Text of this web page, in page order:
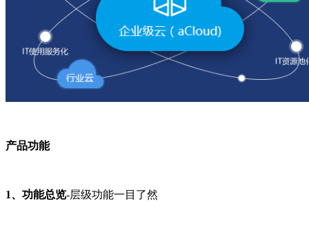
产品功能
1、功能总览-层级功能一目了然